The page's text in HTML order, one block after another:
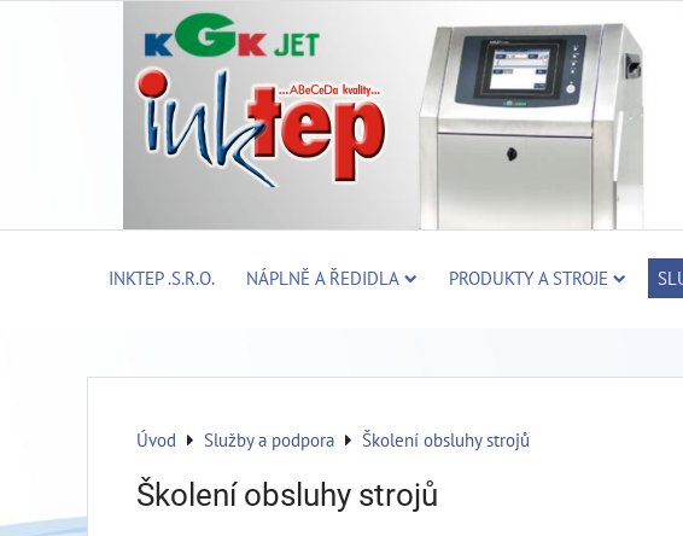
INKTEP .S.R.O. NÁPLNĚ A ŘEDIDLA PRODUKTY A STROJE
Úvod Služby a podpora Školení obsluhy strojů
Školení obsluhy strojů